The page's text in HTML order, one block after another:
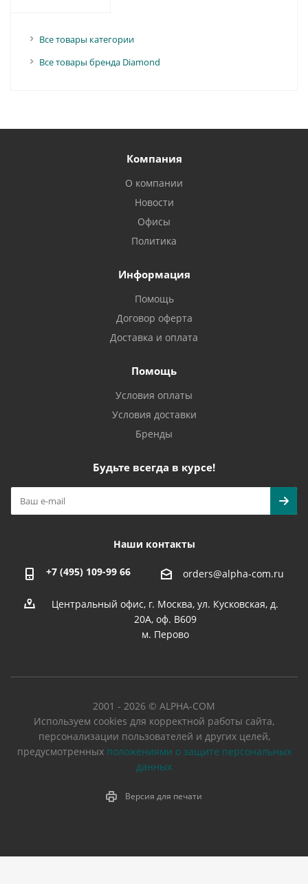
Все товары категории
Все товары бренда Diamond
Компания
О компании
Новости
Офисы
Политика
Информация
Помощь
Договор оферта
Доставка и оплата
Помощь
Условия оплаты
Условия доставки
Бренды
Будьте всегда в курсе!
Наши контакты
+7 (495) 109-99 66 orders@alpha-com.ru
Центральный офис, г. Москва, ул. Кусковская, д.
20А, оф. В609
м. Перово
2001 - 2026 © ALPHA-COM
Используем cookies для корректной работы сайта,
персонализации пользователей и других целей,
предусмотренных положениями о защите персональных
данных
Версия для печати